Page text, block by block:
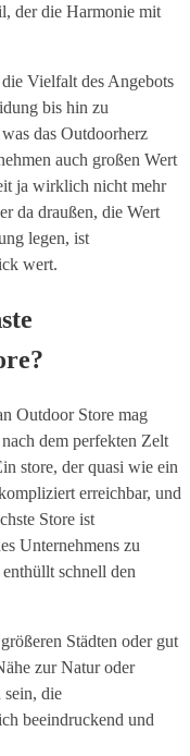
der die Harmonie mit
Vielfalt des Angebots
bis hin zu
das Outdoorherz
auch großen Wert
ja wirklich nicht mehr
da draußen, die Wert
legen, ist
wert.
Outdoor Store mag
dem perfekten Zelt
store, der quasi wie ein
erreichbar, und
Store ist
Unternehmens zu
schnell den
Städten oder gut
zur Natur oder
die
beeindruckend und